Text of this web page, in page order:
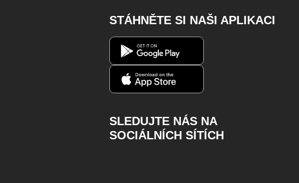
STÁHNĚTE SI NAŠI APLIKACI
SLEDUJTE NÁS NA
SOCIÁLNÍCH SÍTÍCH